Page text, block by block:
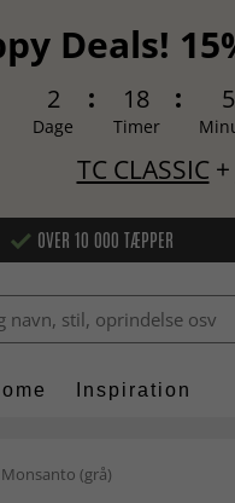
Deals!
2
Dage
18
Timer
TC CLASSIC+
OVER 10 000 TÆPPER
Inspiration
(grå)